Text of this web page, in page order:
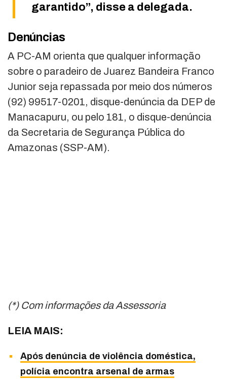
garantido”, disse a delegada.
Denúncias
A PC-AM orienta que qualquer informação
sobre o paradeiro de Juarez Bandeira Franco
Junior seja repassada por meio dos números
(92) 99517-0201, disque-denúncia da DEP de
Manacapuru, ou pelo 181, o disque-denúncia
da Secretaria de Segurança Pública do
Amazonas (SSP-AM).
(*) Com informações da Assessoria
LEIA MAIS:
Após denúncia de violência doméstica,
polícia encontra arsenal de armas